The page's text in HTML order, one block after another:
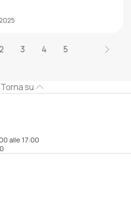
e condizioni fisiologiche
porzioni […]
2 3 4 5
Torna su
alle 17:00